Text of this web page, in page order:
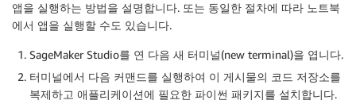
앱을 실행하는 방법을 설명합니다. 또는 동일한 절차에 따라 노트북
에서 앱을 실행할 수도 있습니다.
SageMaker Studio를 연 다음 새 터미널(new terminal)을 엽니다.
터미널에서 다음 커맨드를 실행하여 이 게시물의 코드 저장소를
복제하고 애플리케이션에 필요한 파이썬 패키지를 설치합니다.